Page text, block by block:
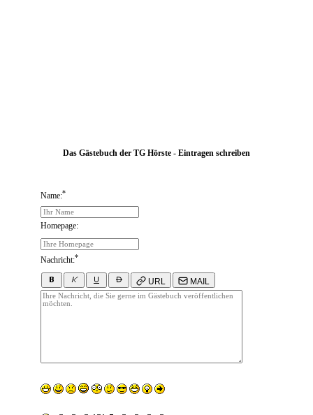
Das Gästebuch der TG Hörste - Eintragen schreiben
Name:*
Homepage:
Nachricht:*
URL MAIL